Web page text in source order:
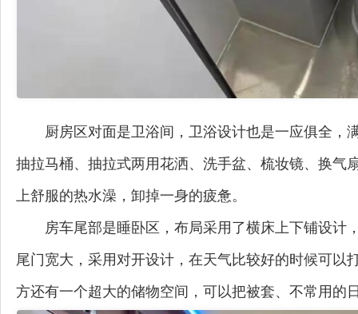
厨房区对面是卫浴间，卫浴设计也是一应俱全
抽拉马桶、抽拉式两用花洒、洗手盆、梳妆镜、换
上舒服的热水澡，卸掉一身的疲惫。
房车尾部是睡卧区，布局采用了横床上下铺设
尾门宽大，采用对开设计，在天气比较好的时候可
方还有一个超大的储物空间，可以把被套、不常用